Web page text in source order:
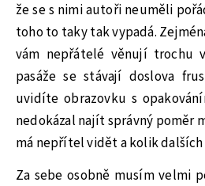
že se s nimi autoři neuměli
toho to taky tak vypadá.
vám nepřátelé věnují trochu
pasáže se stávají doslova
uvidíte obrazovku s
nedokázal najít správný poměr
má nepřítel vidět a kolik
Za sebe osobně musím velmi